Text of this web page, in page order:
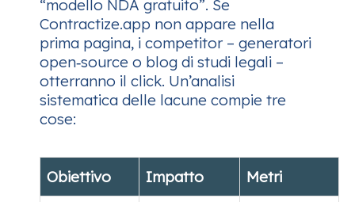
“modello NDA gratuito”. Se
Contractize.app non appare nella
prima pagina, i competitor – generatori
open‑source o blog di studi legali –
otterranno il click. Un’analisi
sistematica delle lacune compie tre
cose:
Obiettivo Impatto Metri